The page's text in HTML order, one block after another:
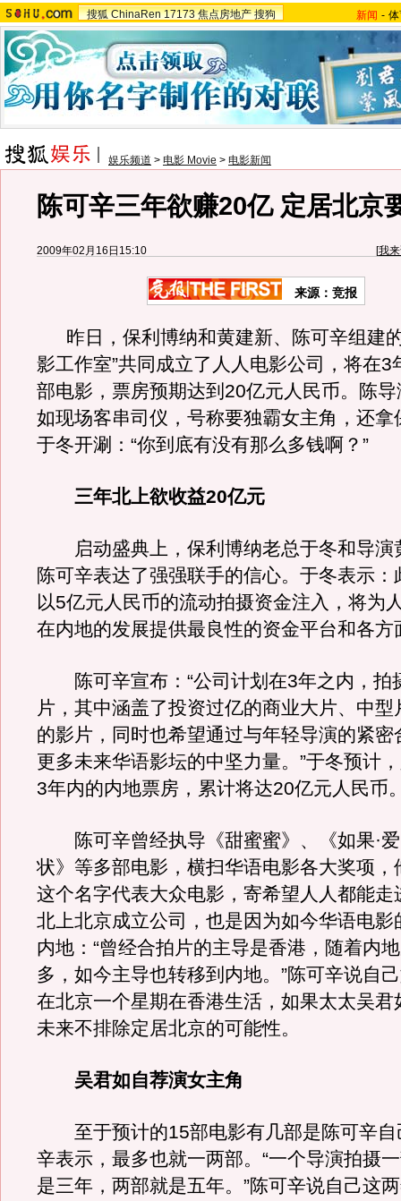
搜狐 ChinaRen 17173 焦点房地产 搜狗 新闻 -
娱乐频道 > 电影 Movie > 电影新闻
陈可辛三年欲赚20亿 定居北京
2009年02月16日15:10 [我
来源：竞报
昨日，保利博纳和黄建新、陈可辛组建
影工作室”共同成立了人人电影公司，将在3
部电影，票房预期达到20亿元人民币。陈
如现场客串司仪，号称要独霸女主角，还拿
于冬开涮：“你到底有没有那么多钱啊？”
三年北上欲收益20亿元
启动盛典上，保利博纳老总于冬和导演
陈可辛表达了强强联手的信心。于冬表示：
以5亿元人民币的流动拍摄资金注入，将为
在内地的发展提供最良性的资金平台和各方
陈可辛宣布：“公司计划在3年之内，拍
片，其中涵盖了投资过亿的商业大片、中型
的影片，同时也希望通过与年轻导演的紧密
更多未来华语影坛的中坚力量。”于冬预计
3年内的内地票房，累计将达20亿元人民币
陈可辛曾经执导《甜蜜蜜》、《如果·爱
状》等多部电影，横扫华语电影各大奖项，
这个名字代表大众电影，寄希望人人都能走
北上北京成立公司，也是因为如今华语电影
内地：“曾经合拍片的主导是香港，随着内
多，如今主导也转移到内地。”陈可辛说自
在北京一个星期在香港生活，如果太太吴君
未来不排除定居北京的可能性。
吴君如自荐演女主角
至于预计的15部电影有几部是陈可辛自
辛表示，最多也就一两部。“一个导演拍摄
是三年，两部就是五年。”陈可辛说自己这